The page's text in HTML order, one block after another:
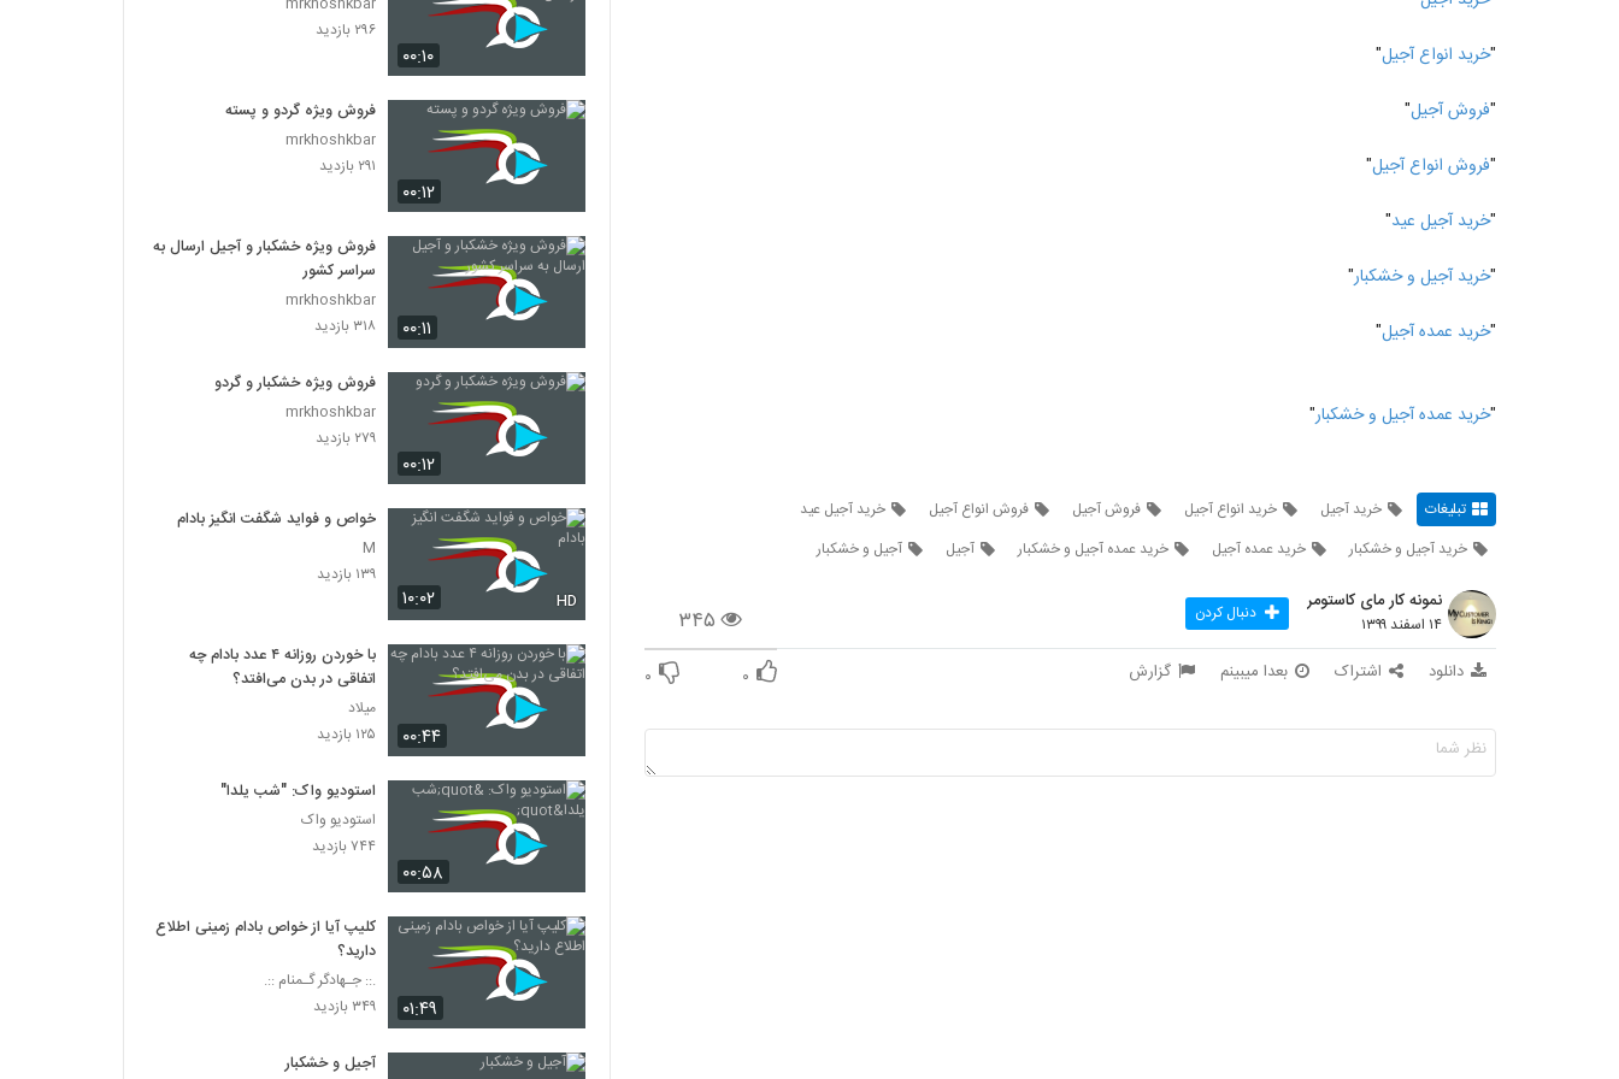
"خرید انواع آجیل"
"فروش آجیل"
"فروش انواع آجیل"
"خرید آجیل عید"
"خرید آجیل و خشکبار"
"خرید عمده آجیل"
"خرید عمده آجیل و خشکبار"
تبلیغات خرید آجیل خرید انواع آجیل فروش آجیل فروش انواع آجیل
خرید آجیل عید
خرید آجیل و خشکبار
خرید عمده آجیل خرید عمده آجیل و خشکبار آجیل آجیل و خشکبار
۳۴۵
نمونه کار مای کاستومر
۱۴ اسفند ۱۳۹۹ دنبال کردن
دانلود اشتراک بعدا میبینم گزارش ۰ ۰
۰۰:۱۰
۲۹۶ بازدید
۰۰:۱۲
فروش ویژه گردو و پسته
mrkhoshkbar
۲۹۱ بازدید
۰۰:۱۱
فروش ویژه خشکبار و آجیل ارسال به
سراسر کشور
mrkhoshkbar
۳۱۸ بازدید
۰۰:۱۲
فروش ویژه خشکبار و گردو
mrkhoshkbar
۲۷۹ بازدید
۱۰:۰۲ HD
خواص و فواید شگفت انگیز بادام
M
۱۳۹ بازدید
۰۰:۴۴
با خوردن روزانه ۴ عدد بادام چه
اتفاقی در بدن می‌افتد؟
میلاد
۱۲۵ بازدید
۰۰:۵۸
استودیو واک: "شب یلدا"
استودیو واک
۷۴۴ بازدید
۰۱:۴۹
کلیپ آیا از خواص بادام زمینی اطلاع
دارید؟
.:: جـهادگر گـمنام ::.
۳۴۹ بازدید
آجیل و خشکبار